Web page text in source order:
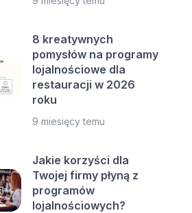
8 kreatywnych
pomysłów na programy
lojalnościowe dla
restauracji w 2026
roku
9 miesięcy temu
Jakie korzyści dla
Twojej firmy płyną z
programów
lojalnościowych?